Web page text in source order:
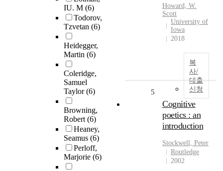
IU. M (6)
Todorov,
Tzvetan (6)
Heidegger,
Martin (6)
Coleridge,
Samuel
Taylor(6)
Browning,
Robert(6)
Heaney,
Seamus (6)
Perloff,
Marjorie (6)
Howard, W.
Scott
University of
Iowa
2018
복
사/
대출
신청
5
Cognitive
poetics : an
introduction
Stockwell, Peter
Routledge
2002